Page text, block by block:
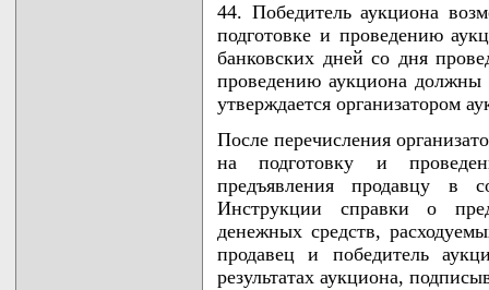
44. Победитель аукциона
подготовке и проведению
банковских дней со дня
проведению аукциона должны
утверждается организатором
После перечисления
на подготовку и
предъявления продавцу в
Инструкции справки о
денежных средств,
продавец и победитель
результатах аукциона,